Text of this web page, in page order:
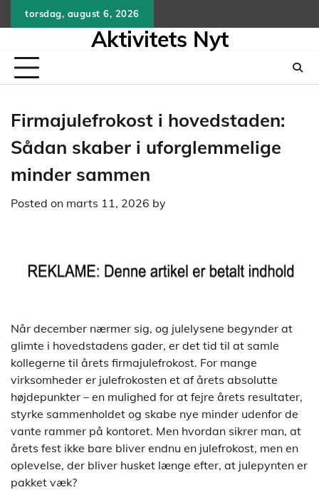
to
torsdag, august 6, 2026
Aktivitets Nyt
Firmajulefrokost i hovedstaden:
Sådan skaber i uforglemmelige
minder sammen
Posted on marts 11, 2026 by
Når december nærmer sig, og julelysene begynder at
glimte i hovedstadens gader, er det tid til at samle
kollegerne til årets firmajulefrokost. For mange
virksomheder er julefrokosten et af årets absolutte
højdepunkter – en mulighed for at fejre årets resultater,
styrke sammenholdet og skabe nye minder udenfor de
vante rammer på kontoret. Men hvordan sikrer man, at
årets fest ikke bare bliver endnu en julefrokost, men en
oplevelse, der bliver husket længe efter, at julepynten er
pakket væk?